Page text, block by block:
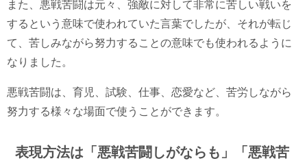
また、悪戦苦闘は元々、強敵に対して非常に苦しい戦いを
するという意味で使われていた言葉でしたが、それが転じ
て、苦しみながら努力することの意味でも使われるように
なりました。
悪戦苦闘は、育児、試験、仕事、恋愛など、苦労しながら
努力する様々な場面で使うことができます。
表現方法は「悪戦苦闘しがならも」「悪戦苦